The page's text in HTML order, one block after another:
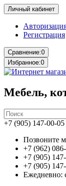
Личный кабинет
Регистрация
Сравнение:0
Избранное:0
Мебель,
+7 (905) 147-00-05
Позвоните
+7 (962)
+7 (905)
+7 (905)
Ежедневно: